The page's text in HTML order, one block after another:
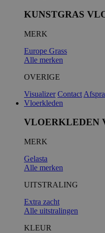
KUNSTGRAS
MERK
Europe Grass
Alle merken
OVERIGE
Visualizer Contact
Vloerkleden
VLOERKLEDEN
MERK
Gelasta
Alle merken
UITSTRALING
Extra zacht
Alle uitstralingen
KLEUR